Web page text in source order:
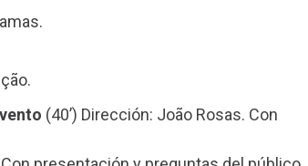
(40’) Dirección: João Rosas. Con